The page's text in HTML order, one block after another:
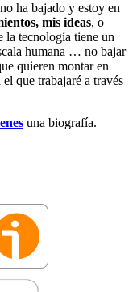
ha bajado y estoy en
mis ideas, o
la tecnología tiene un
humana … no bajar
quieren montar en
que trabajaré a través
una biografía.